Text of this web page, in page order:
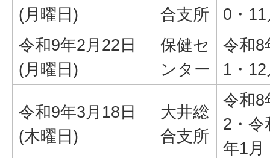
(月曜日)
合支所
0・
令和9年2月22日
(月曜日)
保健セ
ンター
令和8
1・
令和9年3月18日
(木曜日)
大井総
合支所
令和8
2・令
年1月